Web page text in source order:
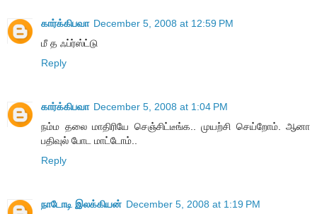
கார்க்கிபவா December 5, 2008 at 12:59 PM
மீ த ஃப்ர்ஸ்ட்டு
Reply
கார்க்கிபவா December 5, 2008 at 1:04 PM
நம்ம தலை மாதிரியே செஞ்சிட்டீங்க.. முயற்சி செய்றோம். ஆனா
பதிவுல் போட மாட்டோம்..
Reply
நாடோடி இலக்கியன் December 5, 2008 at 1:19 PM